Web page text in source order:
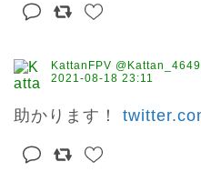
KattanFPV @Kattan_4649
2021-08-18 23:11
助かります！